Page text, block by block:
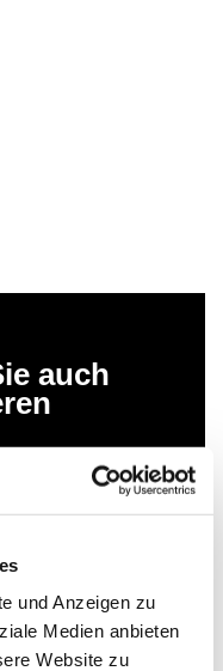
und Anzeigen zu
Medien anbieten
Website zu
auch